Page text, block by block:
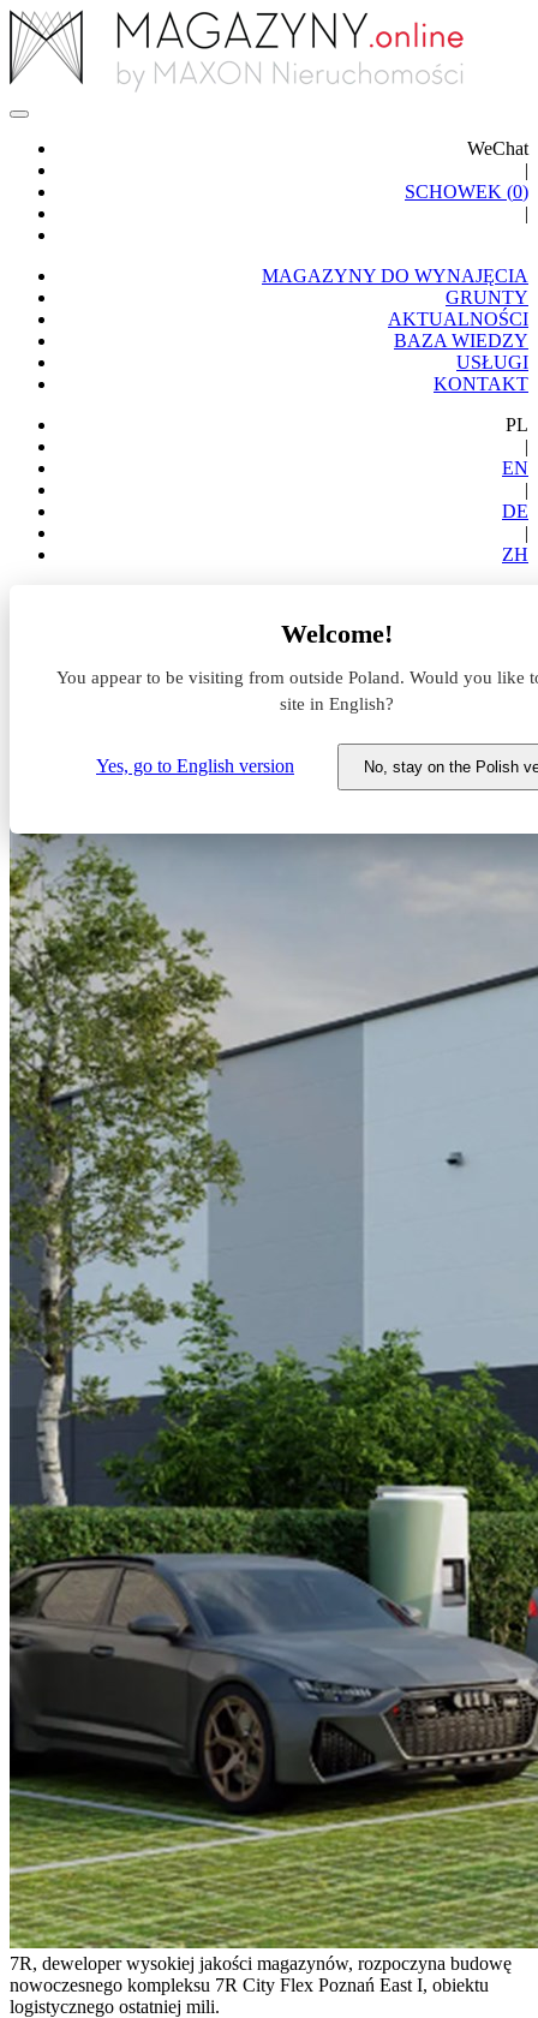
WeChat
|
SCHOWEK (0)
|
MAGAZYNY DO WYNAJĘCIA
GRUNTY
AKTUALNOŚCI
BAZA WIEDZY
USŁUGI
KONTAKT
PL
|
EN
|
DE
|
ZH
Welcome!
You appear to be visiting from outside Poland. Would you like
site in English?
Yes, go to English version No, stay on the Polish
Nowy 7R City Flex w Poznaniu
Nowy 7R City Flex w Poznaniu
12 sierpnia 2024
7R, deweloper wysokiej jakości magazynów, rozpoczyna budowę
nowoczesnego kompleksu 7R City Flex Poznań East I, obiektu
logistycznego ostatniej mili.